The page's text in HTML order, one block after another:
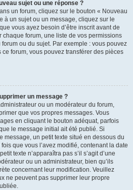
sujet ou une réponse ?
un forum, cliquez sur le bouton « Nouveau
à un sujet ou un message, cliquez sur le
vous ayez besoin d’être inscrit avant de
forum, une liste de vos permissions
ou du sujet. Par exemple : vous pouvez
forum, vous pouvez transférer des pièces
un message ?
ou un modérateur du forum,
que vos propres messages. Vous
en cliquant le bouton adéquat, parfois
le message initial ait été publié. Si
message, un petit texte situé en dessous du
que vous l’avez modifié, contenant la date
texte n’apparaîtra pas s’il s’agit d’une
ou un administrateur, bien qu’ils
concernant leur modification. Veuillez
ne peuvent pas supprimer leur propre